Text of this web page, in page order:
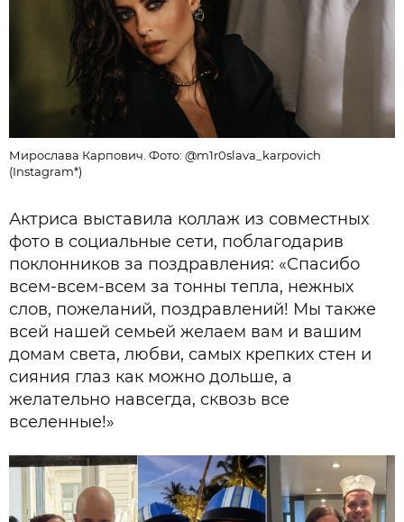
Мирослава Карпович. Фото: @m1r0slava_karpovich
(Instagram*)
Актриса выставила коллаж из совместных
фото в социальные сети, поблагодарив
поклонников за поздравления: «Спасибо
всем-всем-всем за тонны тепла, нежных
слов, пожеланий, поздравлений! Мы также
всей нашей семьей желаем вам и вашим
домам света, любви, самых крепких стен и
сияния глаз как можно дольше, а
желательно навсегда, сквозь все
вселенные!»